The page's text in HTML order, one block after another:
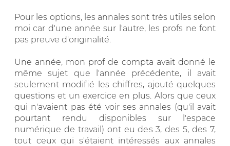
Pour les options, les annales sont très utiles selon
moi car d'une année sur l'autre, les profs ne font
pas preuve d'originalité.
Une année, mon prof de compta avait donné le
même sujet que l'année précédente, il avait
seulement modifié les chiffres, ajouté quelques
questions et un exercice en plus. Alors que ceux
qui n'avaient pas été voir ses annales (qu'il avait
pourtant rendu disponibles sur l'espace
numérique de travail) ont eu des 3, des 5, des 7,
tout ceux qui s'étaient intéressés aux annales